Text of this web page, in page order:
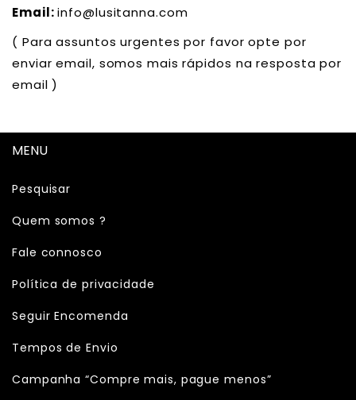
Email:info@lusitanna.com
( Para assuntos urgentes por favor opte por
enviar email, somos mais rápidos na resposta por
email )
MENU
Pesquisar
Quem somos ?
Fale connosco
Política de privacidade
Seguir Encomenda
Tempos de Envio
Campanha “Compre mais, pague menos”